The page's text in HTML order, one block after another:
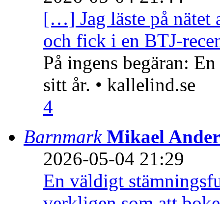
[…] Jag läste på nätet
och fick i en BTJ-
På ingens begäran:
sitt år. • kallelind.se
4
Barnmark Mikael
2026-05-04 21:29
En väldigt